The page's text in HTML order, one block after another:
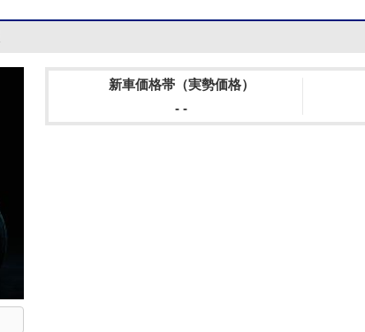
新車価格帯（実勢価格）
- -